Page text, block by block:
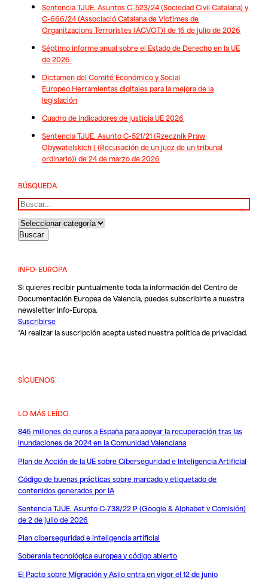
Sentencia TJUE. Asuntos C-523/24 (Sociedad Civil Catalana) y
C-666/24 (Associació Catalana de Víctimes de
Organitzacions Terroristes (ACVOT)) de 16 de julio de 2026
Séptimo informe anual sobre el Estado de Derecho en la UE
de 2026
Dictamen del Comité Económico y Social
Europeo.Herramientas digitales para la mejora de la
legislación
Cuadro de indicadores de justicia UE 2026
Sentencia TJUE. Asunto C-521/21 (Rzecznik Praw
Obywatelskich ( (Recusación de un juez de un tribunal
ordinario)) de 24 de marzo de 2026
BÚSQUEDA
Buscar
INFO-EUROPA
Si quieres recibir puntualmente toda la información del Centro de
Documentación Europea de Valencia, puedes subscribirte a nuestra
newsletter Info-Europa.
Suscribirse
*Al realizar la suscripción acepta usted nuestrapolítica de privacidad.
SÍGUENOS
LO MÁS LEÍDO
846 millones de euros a España para apoyar la recuperación tras las
inundaciones de 2024 en la Comunidad Valenciana
Plan de Acción de la UE sobre Ciberseguridad e Inteligencia Artificial
Código de buenas prácticas sobre marcado y etiquetado de
contenidos generados por IA
Sentencia TJUE. Asunto C-738/22 P (Google & Alphabet v Comisión)
de 2 de julio de 2026
Plan ciberseguridad e inteligencia artificial
Soberanía tecnológica europea y código abierto
El Pacto sobre Migración y Asilo entra en vigor el 12 de junio